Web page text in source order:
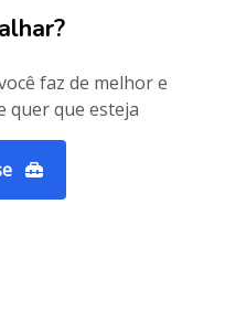
faz de melhor e
quer que esteja